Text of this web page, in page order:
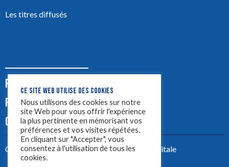
Les titres diffusés
PODCASTS
PUB
CONTACT
Créez votre site avecYellowtie – Agence Digitale
CE SITE WEB UTILISE DES COOKIES
Nous utilisons des cookies sur notre
site Web pour vous offrir l'expérience
la plus pertinente en mémorisant vos
préférences et vos visites répétées.
En cliquant sur "Accepter", vous
consentez à l'utilisation de tous les
cookies.